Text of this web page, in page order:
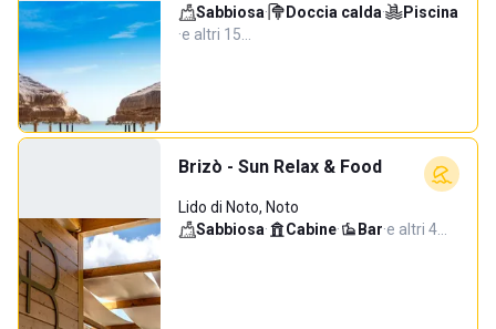
Sabbiosa· Doccia calda·
Piscina
·e altri 15…
Brizò - Sun Relax & Food
Lido di Noto, Noto
Sabbiosa· Cabine· Bar·e altri 4…